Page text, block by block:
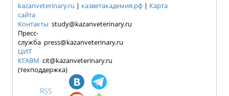
kazanveterinary.ru | казветакадемия.рф | Карта
сайта
Контакты study@kazanveterinary.ru
Пресс-
служба press@kazanveterinary.ru
ЦИТ
КГАВМ cit@kazanveterinary.ru
(техподдержка)
RSS